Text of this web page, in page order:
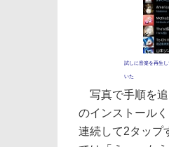
試しに音楽を再生
いた
写真で手順を追
のインストール
連続して2タップ